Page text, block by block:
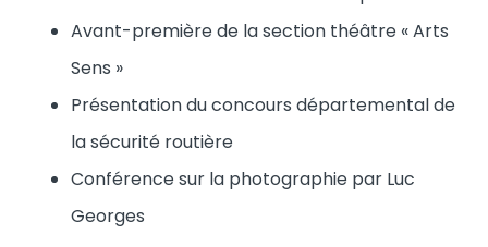
Avant-première de la section théâtre « Arts
Sens »
Présentation du concours départemental de
la sécurité routière
Conférence sur la photographie par Luc
Georges